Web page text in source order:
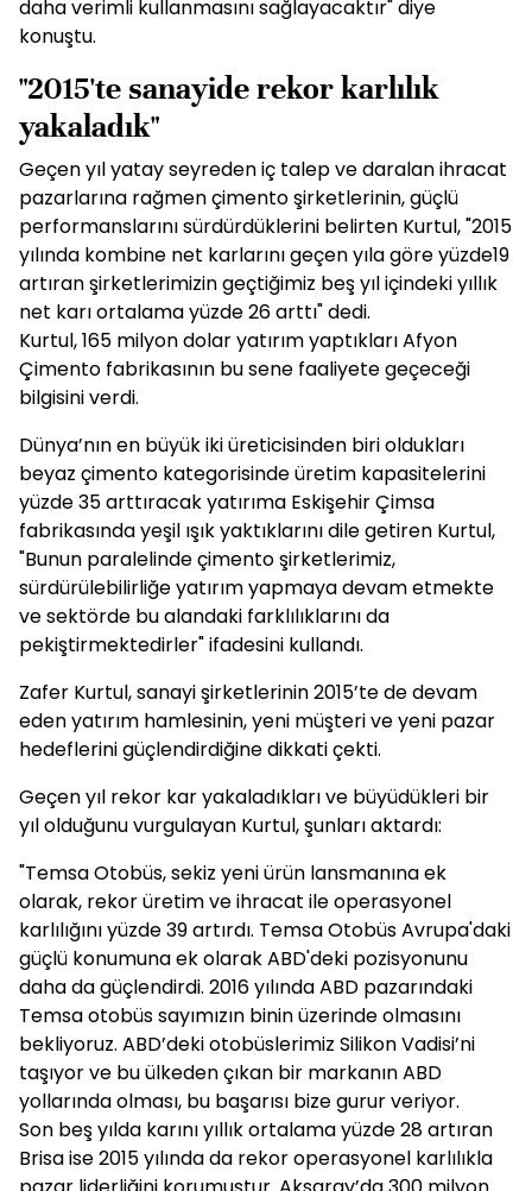
daha verimli kullanmasını sağlayacaktır" diye
konuştu.
"2015'te sanayide rekor karlılık
yakaladık"
Geçen yıl yatay seyreden iç talep ve daralan ihracat
pazarlarına rağmen çimento şirketlerinin, güçlü
performanslarını sürdürdüklerini belirten Kurtul, "2015
yılında kombine net karlarını geçen yıla göre yüzde19
artıran şirketlerimizin geçtiğimiz beş yıl içindeki yıllık
net karı ortalama yüzde 26 arttı" dedi.
Kurtul, 165 milyon dolar yatırım yaptıkları Afyon
Çimento fabrikasının bu sene faaliyete geçeceği
bilgisini verdi.
Dünya’nın en büyük iki üreticisinden biri oldukları
beyaz çimento kategorisinde üretim kapasitelerini
yüzde 35 arttıracak yatırıma Eskişehir Çimsa
fabrikasında yeşil ışık yaktıklarını dile getiren Kurtul,
"Bunun paralelinde çimento şirketlerimiz,
sürdürülebilirliğe yatırım yapmaya devam etmekte
ve sektörde bu alandaki farklılıklarını da
pekiştirmektedirler" ifadesini kullandı.
Zafer Kurtul, sanayi şirketlerinin 2015’te de devam
eden yatırım hamlesinin, yeni müşteri ve yeni pazar
hedeflerini güçlendirdiğine dikkati çekti.
Geçen yıl rekor kar yakaladıkları ve büyüdükleri bir
yıl olduğunu vurgulayan Kurtul, şunları aktardı:
"Temsa Otobüs, sekiz yeni ürün lansmanına ek
olarak, rekor üretim ve ihracat ile operasyonel
karlılığını yüzde 39 artırdı. Temsa Otobüs Avrupa'daki
güçlü konumuna ek olarak ABD'deki pozisyonunu
daha da güçlendirdi. 2016 yılında ABD pazarındaki
Temsa otobüs sayımızın binin üzerinde olmasını
bekliyoruz. ABD’deki otobüslerimiz Silikon Vadisi’ni
taşıyor ve bu ülkeden çıkan bir markanın ABD
yollarında olması, bu başarısı bize gurur veriyor.
Son beş yılda karını yıllık ortalama yüzde 28 artıran
Brisa ise 2015 yılında da rekor operasyonel karlılıkla